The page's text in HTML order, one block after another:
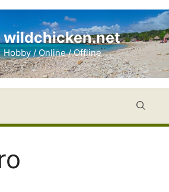
wildchicken.net
Hobby / Online / Offline